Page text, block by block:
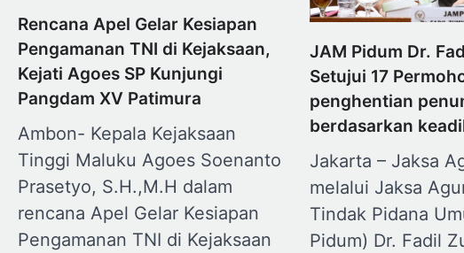
Rencana Apel Gelar Kesiapan
Pengamanan TNI di Kejaksaan,
Kejati Agoes SP Kunjungi
Pangdam XV Patimura
Ambon- Kepala Kejaksaan
Tinggi Maluku Agoes Soenanto
Prasetyo, S.H.,M.H dalam
rencana Apel Gelar Kesiapan
Pengamanan TNI di Kejaksaan
JAM Pidum Dr.
Setujui 17
penghentian
berdasarkan
Jakarta – Jaksa
melalui Jaksa
Tindak Pidana
Pidum) Dr. Fadil